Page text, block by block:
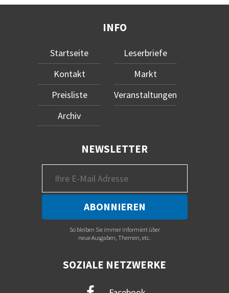
INFO
Startseite
Kontakt
Preisliste
Archiv
Leserbriefe
Markt
Veranstaltungen
NEWSLETTER
So bleiben Sie immer informiert über
neue Ausgaben, Themen, etc.
SOZIALE NETZWERKE